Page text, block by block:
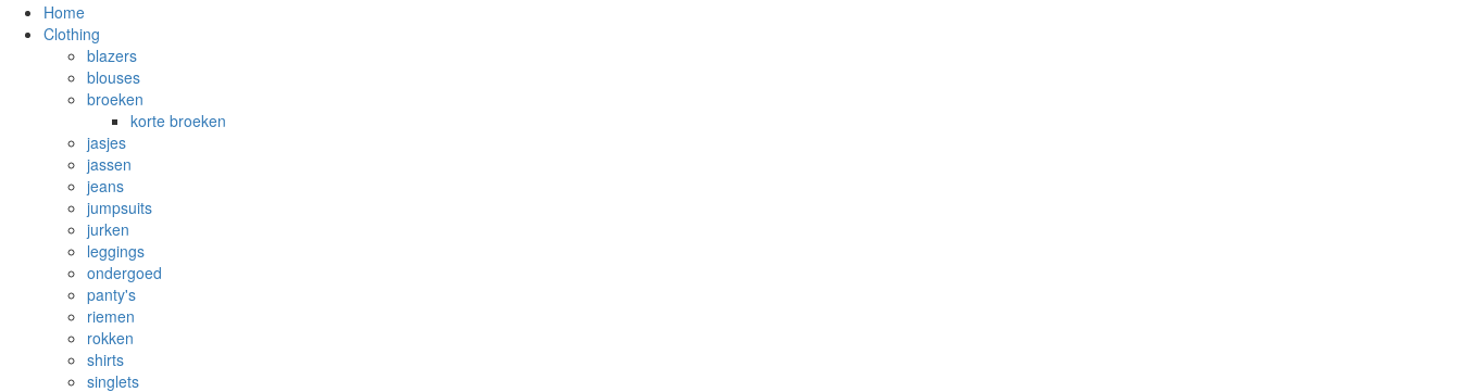
Home
Clothing
blazers
blouses
broeken
korte broeken
jasjes
jassen
jeans
jumpsuits
jurken
leggings
ondergoed
panty's
riemen
rokken
shirts
singlets